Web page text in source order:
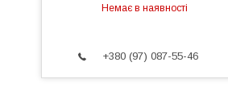
Немає в наявності
+380 (97) 087-55-46